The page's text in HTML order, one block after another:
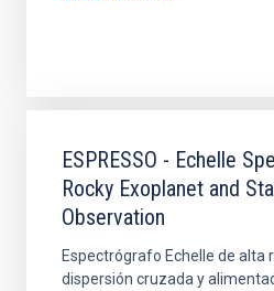
ESPRESSO - Echelle
Rocky Exoplanet and
Observation
Espectrógrafo Echelle de alta
dispersión cruzada y